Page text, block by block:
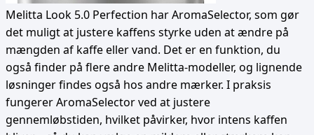
Melitta Look 5.0 Perfection har AromaSelector, som gør
det muligt at justere kaffens styrke uden at ændre på
mængden af kaffe eller vand. Det er en funktion, du
også finder på flere andre Melitta-modeller, og lignende
løsninger findes også hos andre mærker. I praksis
fungerer AromaSelector ved at justere
gennemløbstiden, hvilket påvirker, hvor intens kaffen